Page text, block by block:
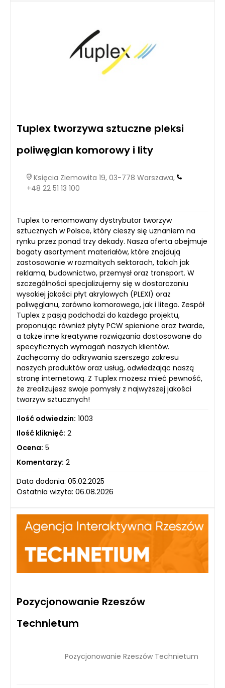
Tuplex tworzywa sztuczne pleksi
poliwęglan komorowy i lity
Księcia Ziemowita 19, 03-778 Warszawa,
+48 22 51 13 100
Tuplex to renomowany dystrybutor tworzyw
sztucznych w Polsce, który cieszy się uznaniem na
rynku przez ponad trzy dekady. Nasza oferta obejmuje
bogaty asortyment materiałów, które znajdują
zastosowanie w rozmaitych sektorach, takich jak
reklama, budownictwo, przemysł oraz transport. W
szczególności specjalizujemy się w dostarczaniu
wysokiej jakości płyt akrylowych (PLEXI) oraz
poliwęglanu, zarówno komorowego, jak i litego. Zespół
Tuplex z pasją podchodzi do każdego projektu,
proponując również płyty PCW spienione oraz twarde,
a także inne kreatywne rozwiązania dostosowane do
specyficznych wymagań naszych klientów.
Zachęcamy do odkrywania szerszego zakresu
naszych produktów oraz usług, odwiedzając naszą
stronę internetową. Z Tuplex możesz mieć pewność,
że zrealizujesz swoje pomysły z najwyższej jakości
tworzyw sztucznych!
Ilość odwiedzin: 1003
Ilość kliknięć: 2
Ocena: 5
Komentarzy: 2
Data dodania: 05.02.2025
Ostatnia wizyta: 06.08.2026
Pozycjonowanie Rzeszów
Technietum
Pozycjonowanie Rzeszów Technietum